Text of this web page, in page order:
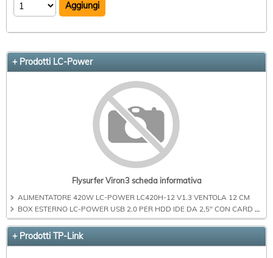
+ Prodotti LC-Power
Flysurfer Viron3 scheda informativa
ALIMENTATORE 420W LC-POWER LC420H-12 V1.3 VENTOLA 12 CM
BOX ESTERNO LC-POWER USB 2.0 PER HDD IDE DA 2,5" CON CARD READER, DISPLAY E BATTERIE RICARICABILI, TRASFERIMENTO OTG EH-25BD
+ Prodotti TP-Link